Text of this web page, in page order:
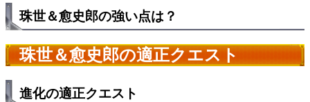
珠世＆愈史郎の強い点は？
珠世＆愈史郎の適正クエスト
進化の適正クエスト